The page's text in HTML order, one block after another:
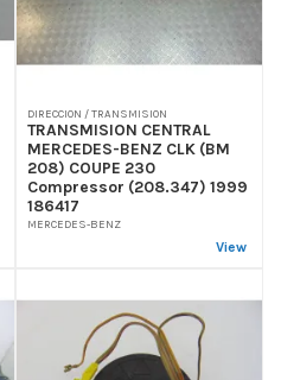
DIRECCION / TRANSMISION
TRANSMISION CENTRAL
MERCEDES-BENZ CLK (BM
208) COUPE 230
Compressor (208.347) 1999
186417
MERCEDES-BENZ
View